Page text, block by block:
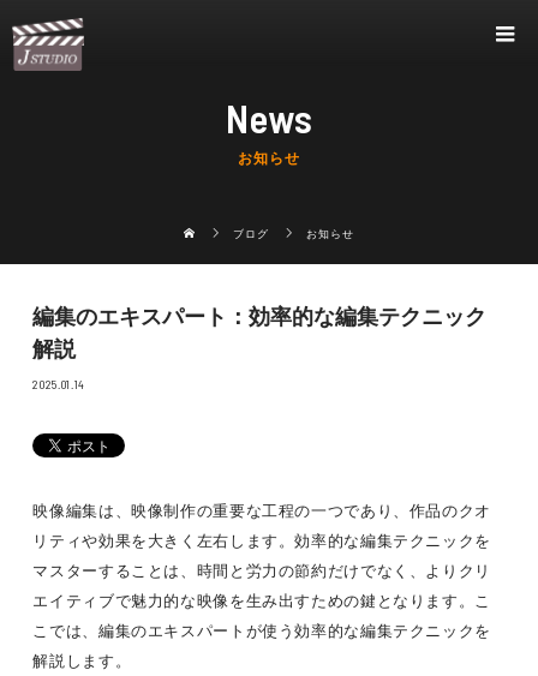
News
お知らせ
ブログ お知らせ
編集のエキスパート：効率的な編集テクニック
解説
2025.01.14
映像編集は、映像制作の重要な工程の一つであり、作品のクオ
リティや効果を大きく左右します。効率的な編集テクニックを
マスターすることは、時間と労力の節約だけでなく、よりクリ
エイティブで魅力的な映像を生み出すための鍵となります。こ
こでは、編集のエキスパートが使う効率的な編集テクニックを
解説します。